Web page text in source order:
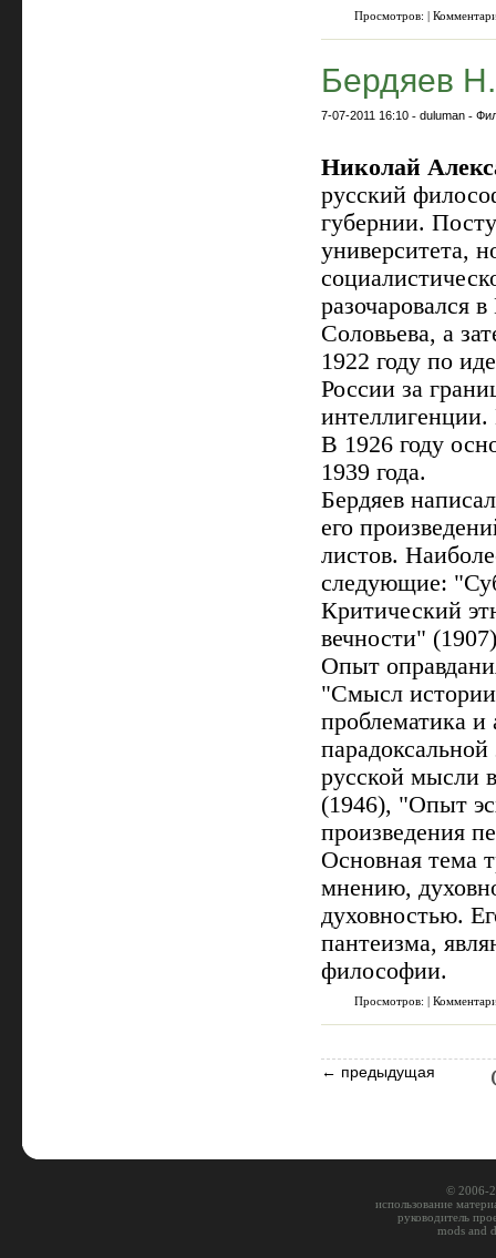
Просмотров: |
Бердяев
7-07-2011 16:10 -duluman -
Николай
русский
губернии.
университета,
разочаровался
Соловьева, а
1922 году по
России за
В 1926 году
1939 года.
Бердяев
его
листов.
следующие:
Критический
вечности"
Опыт
"Смысл
проблематика и
русской мысли
(1946), "Опыт
произведения
Основная тема
мнению,
духовностью.
пантеизма,
философии.
Просмотров: |
← предыдущая
© 2006-
использование
руководитель
mods and